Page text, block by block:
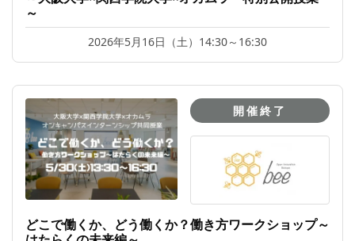
～
2026年5月16日（土）14:30～16:30
開催終了
どこで働くか、どう働くか？働き方ワークショップ～